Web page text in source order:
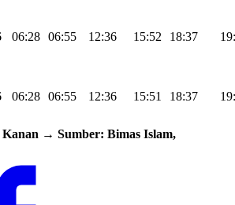
06:28 06:55 12:36 15:52 18:37
06:28 06:55 12:36 15:51 18:37
Kanan → Sumber: Bimas Islam,